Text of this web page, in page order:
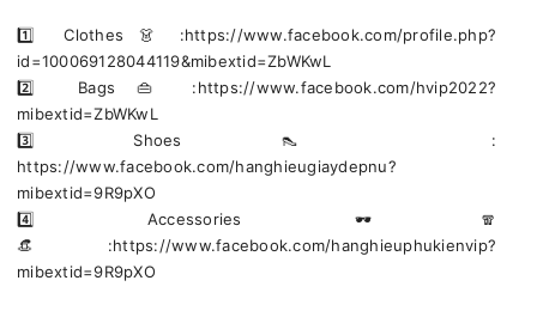
1️⃣ Clothes 👗 :https://www.facebook.com/profile.php?
id=100069128044119&mibextid=ZbWKwL
2️⃣ Bags 👜 :https://www.facebook.com/hvip2022?
mibextid=ZbWKwL
3️⃣ Shoes 👠 :
https://www.facebook.com/hanghieugiaydepnu?
mibextid=9R9pXO
4️⃣ Accessories 🕶🧣
👒:https://www.facebook.com/hanghieuphukienvip?
mibextid=9R9pXO